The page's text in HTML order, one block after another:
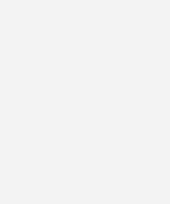
bei den
März 2023 auf
2023